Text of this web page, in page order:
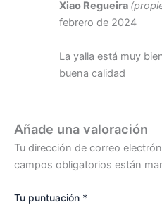
Xiao Regueira
febrero de 2024
La yalla está muy
buena calidad
Añade una valoración
Tu dirección de correo
campos obligatorios están
Tu puntuación *